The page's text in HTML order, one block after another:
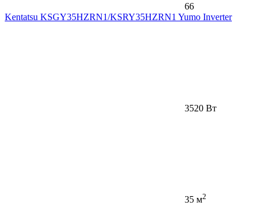
66
Kentatsu KSGY35HZRN1/KSRY35HZRN1 Yumo Inverter
3520 Вт
35 м2